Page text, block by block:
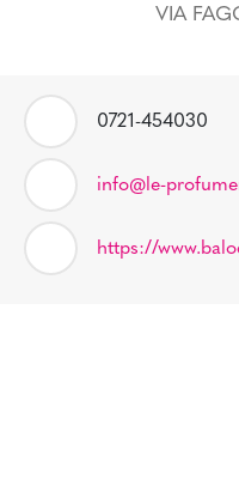
VIA
0721-454030
info@le-
https://